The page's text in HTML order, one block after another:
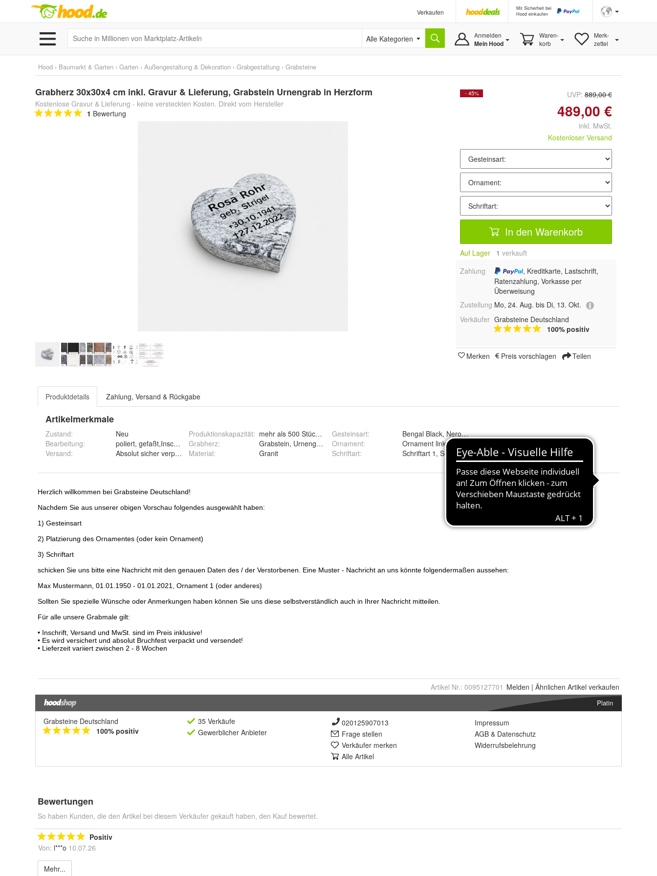
Verkaufen
Mit Sicherheit bei
Hood einkaufen
Alle Kategorien Anmelden
Mein Hood
Waren-
korb
Merk-
zettel
Hood › Baumarkt & Garten › Garten › Außengestaltung & Dekoration › Grabgestaltung › Grabsteine
Grabherz 30x30x4 cm inkl. Gravur & Lieferung, Grabstein Urnengrab in Herzform
Kostenlose Gravur & Lieferung - keine versteckten Kosten. Direkt vom Hersteller
1 Bewertung
- 45% UVP: 889,00 €
489,00 €
inkl. MwSt.
Kostenloser Versand
In den Warenkorb
Auf Lager 1 verkauft
Zahlung
, Kreditkarte, Lastschrift,
Ratenzahlung, Vorkasse per
Überweisung
Zustellung Mo, 24. Aug. bis Di, 13. Okt.
Verkäufer Grabsteine Deutschland
100% positiv
Merken Preis vorschlagen Teilen
Produktdetails Zahlung, Versand & Rückgabe
Artikelmerkmale
Zustand:
Neu
Bearbeitung:
poliert, gefaßt,Inschrift vertieft graviert
Versand: Absolut sicher verpackt, versicherter Versand
Produktionskapazität: mehr als 500 Stück monatlich
Grabherz:
Grabstein, Urnengrabplatte,Grabplatte,Liegestein
Material: Granit
Gesteinsart:
Bengal Black, Nero Impala, Viscont White, Marmor White, Vizag Blue, Marina
Ornament:
Schriftart: Schriftart 1, Schriftart 2, Schriftart 3, Schriftart 4 und Schriftart 5
Artikel Nr.: 0095127701 Melden | Ähnlichen Artikel verkaufen
Platin
Grabsteine Deutschland
100% positiv
35 Verkäufe
Gewerblicher Anbieter
020125907013
Frage stellen
Verkäufer merken
Alle Artikel
Impressum
AGB & Datenschutz
Widerrufsbelehrung
Bewertungen
So haben Kunden, die den Artikel bei diesem Verkäufer gekauft haben, den Kauf bewertet.
Positiv
Von: l***o 10.07.26
Mehr...